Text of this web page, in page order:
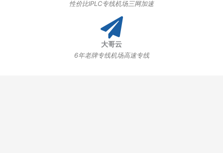
性价比IPLC专线机场三网加速
大哥云
6年老牌专线机场高速专线